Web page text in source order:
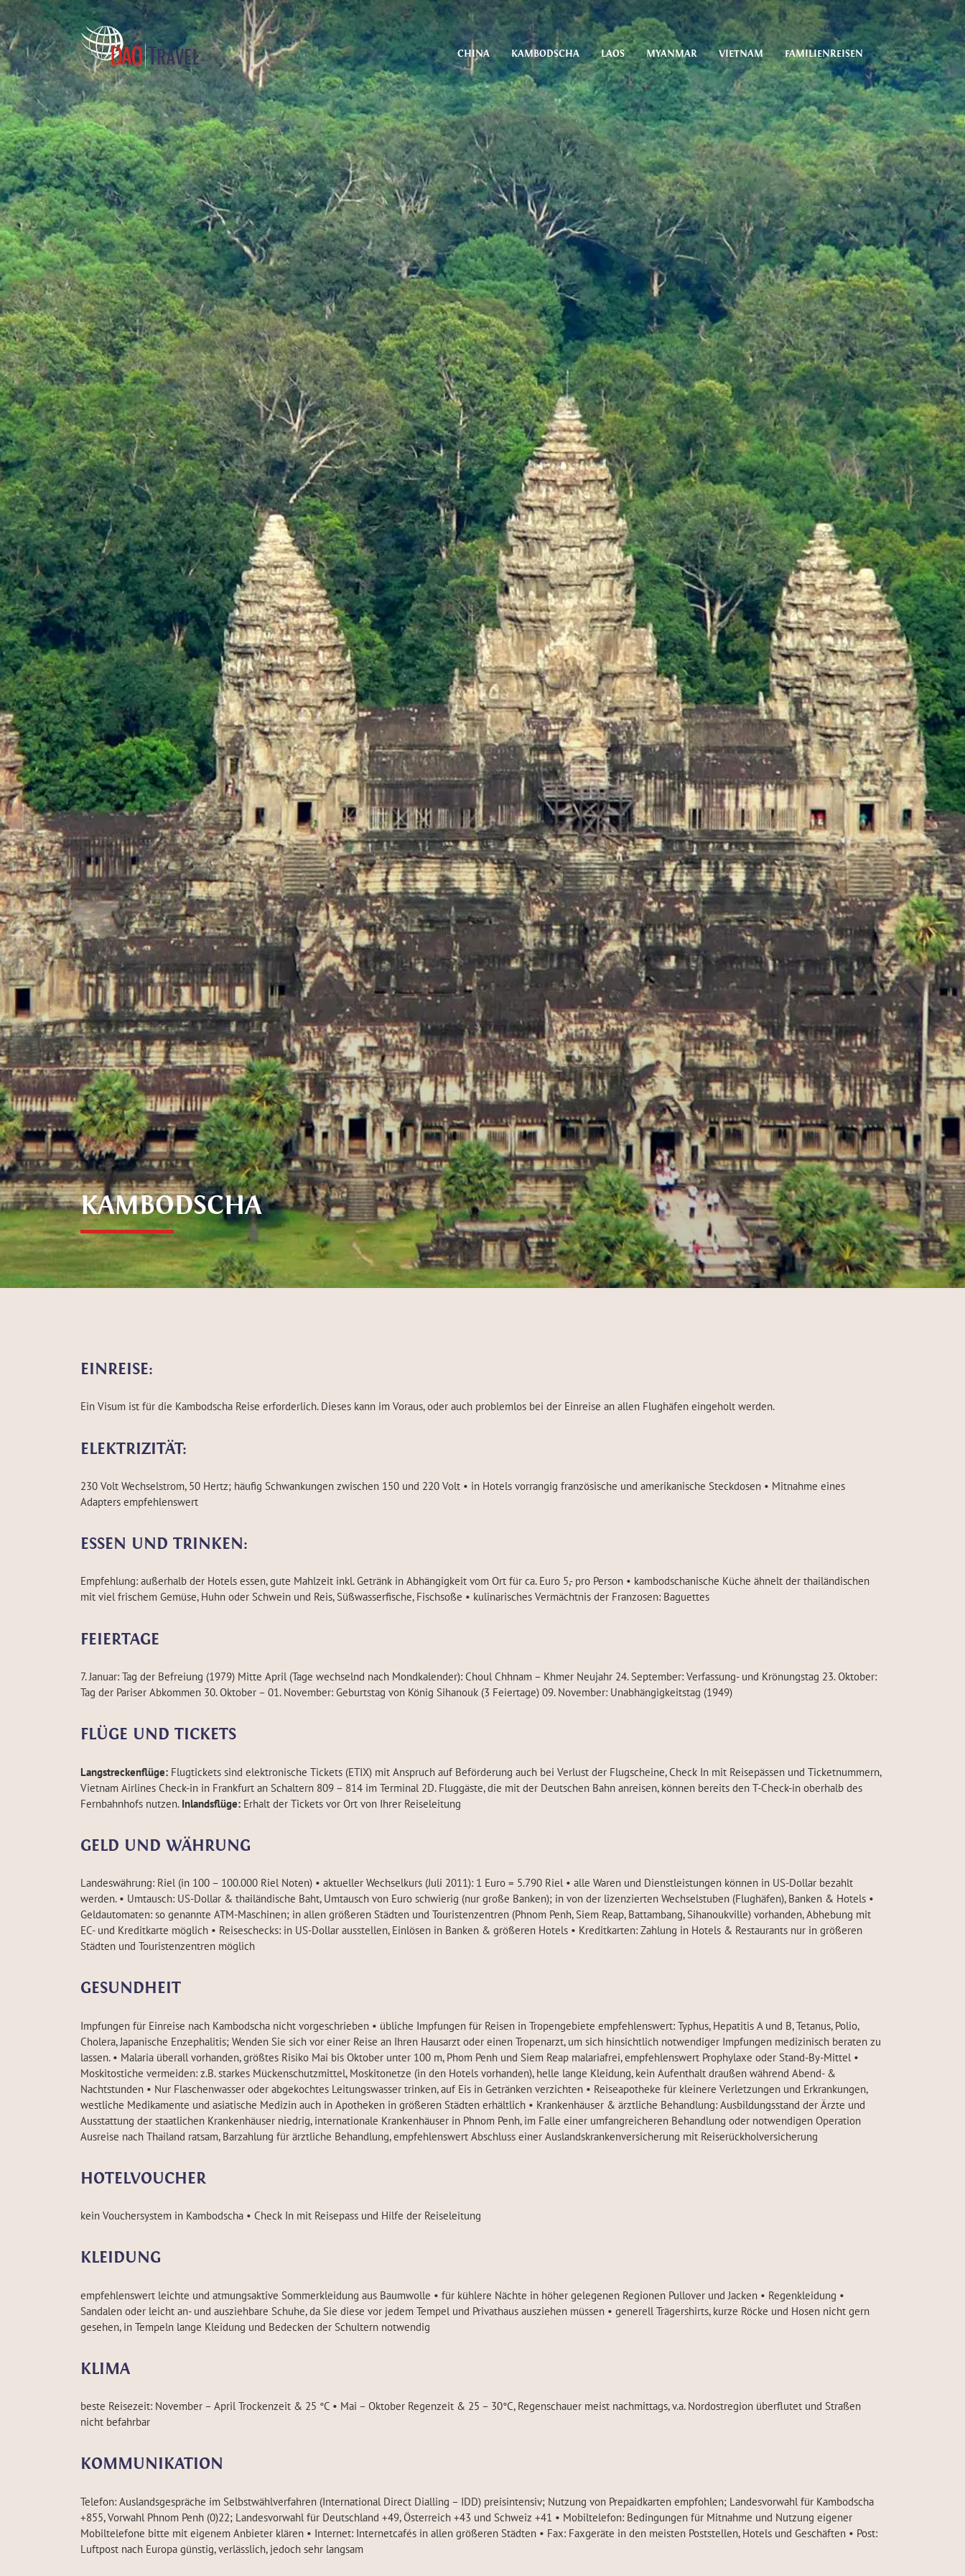
CHINA KAMBODSCHA LAOS MYANMAR VIETNAM FAMILIENREISEN
KAMBODSCHA
EINREISE:
Ein Visum ist für die Kambodscha Reise erforderlich. Dieses kann im Voraus, oder auch problemlos bei der Einreise an allen Flughäfen eingeholt werden.
ELEKTRIZITÄT:
230 Volt Wechselstrom, 50 Hertz; häufig Schwankungen zwischen 150 und 220 Volt • in Hotels vorrangig französische und amerikanische Steckdosen • Mitnahme eines
Adapters empfehlenswert
ESSEN UND TRINKEN:
Empfehlung: außerhalb der Hotels essen, gute Mahlzeit inkl. Getränk in Abhängigkeit vom Ort für ca. Euro 5,- pro Person • kambodschanische Küche ähnelt der thailändischen
mit viel frischem Gemüse, Huhn oder Schwein und Reis, Süßwasserfische, Fischsoße • kulinarisches Vermächtnis der Franzosen: Baguettes
FEIERTAGE
7. Januar: Tag der Befreiung (1979) Mitte April (Tage wechselnd nach Mondkalender): Choul Chhnam – Khmer Neujahr 24. September: Verfassung- und Krönungstag 23. Oktober:
Tag der Pariser Abkommen 30. Oktober – 01. November: Geburtstag von König Sihanouk (3 Feiertage) 09. November: Unabhängigkeitstag (1949)
FLÜGE UND TICKETS
Langstreckenflüge: Flugtickets sind elektronische Tickets (ETIX) mit Anspruch auf Beförderung auch bei Verlust der Flugscheine, Check In mit Reisepässen und Ticketnummern,
Vietnam Airlines Check-in in Frankfurt an Schaltern 809 – 814 im Terminal 2D. Fluggäste, die mit der Deutschen Bahn anreisen, können bereits den T-Check-in oberhalb des
Fernbahnhofs nutzen. Inlandsflüge: Erhalt der Tickets vor Ort von Ihrer Reiseleitung
GELD UND WÄHRUNG
Landeswährung: Riel (in 100 – 100.000 Riel Noten) • aktueller Wechselkurs (Juli 2011): 1 Euro = 5.790 Riel • alle Waren und Dienstleistungen können in US-Dollar bezahlt
werden. • Umtausch: US-Dollar & thailändische Baht, Umtausch von Euro schwierig (nur große Banken); in von der lizenzierten Wechselstuben (Flughäfen), Banken & Hotels •
Geldautomaten: so genannte ATM-Maschinen; in allen größeren Städten und Touristenzentren (Phnom Penh, Siem Reap, Battambang, Sihanoukville) vorhanden, Abhebung mit
EC- und Kreditkarte möglich • Reiseschecks: in US-Dollar ausstellen, Einlösen in Banken & größeren Hotels • Kreditkarten: Zahlung in Hotels & Restaurants nur in größeren
Städten und Touristenzentren möglich
GESUNDHEIT
Impfungen für Einreise nach Kambodscha nicht vorgeschrieben • übliche Impfungen für Reisen in Tropengebiete empfehlenswert: Typhus, Hepatitis A und B, Tetanus, Polio,
Cholera, Japanische Enzephalitis; Wenden Sie sich vor einer Reise an Ihren Hausarzt oder einen Tropenarzt, um sich hinsichtlich notwendiger Impfungen medizinisch beraten zu
lassen. • Malaria überall vorhanden, größtes Risiko Mai bis Oktober unter 100 m, Phom Penh und Siem Reap malariafrei, empfehlenswert Prophylaxe oder Stand-By-Mittel •
Moskitostiche vermeiden: z.B. starkes Mückenschutzmittel, Moskitonetze (in den Hotels vorhanden), helle lange Kleidung, kein Aufenthalt draußen während Abend- &
Nachtstunden • Nur Flaschenwasser oder abgekochtes Leitungswasser trinken, auf Eis in Getränken verzichten • Reiseapotheke für kleinere Verletzungen und Erkrankungen,
westliche Medikamente und asiatische Medizin auch in Apotheken in größeren Städten erhältlich • Krankenhäuser & ärztliche Behandlung: Ausbildungsstand der Ärzte und
Ausstattung der staatlichen Krankenhäuser niedrig, internationale Krankenhäuser in Phnom Penh, im Falle einer umfangreicheren Behandlung oder notwendigen Operation
Ausreise nach Thailand ratsam, Barzahlung für ärztliche Behandlung, empfehlenswert Abschluss einer Auslandskrankenversicherung mit Reiserückholversicherung
HOTELVOUCHER
kein Vouchersystem in Kambodscha • Check In mit Reisepass und Hilfe der Reiseleitung
KLEIDUNG
empfehlenswert leichte und atmungsaktive Sommerkleidung aus Baumwolle • für kühlere Nächte in höher gelegenen Regionen Pullover und Jacken • Regenkleidung •
Sandalen oder leicht an- und ausziehbare Schuhe, da Sie diese vor jedem Tempel und Privathaus ausziehen müssen • generell Trägershirts, kurze Röcke und Hosen nicht gern
gesehen, in Tempeln lange Kleidung und Bedecken der Schultern notwendig
KLIMA
beste Reisezeit: November – April Trockenzeit & 25 °C • Mai – Oktober Regenzeit & 25 – 30°C, Regenschauer meist nachmittags, v.a. Nordostregion überflutet und Straßen
nicht befahrbar
KOMMUNIKATION
Telefon: Auslandsgespräche im Selbstwählverfahren (International Direct Dialling – IDD) preisintensiv; Nutzung von Prepaidkarten empfohlen; Landesvorwahl für Kambodscha
+855, Vorwahl Phnom Penh (0)22; Landesvorwahl für Deutschland +49, Österreich +43 und Schweiz +41 • Mobiltelefon: Bedingungen für Mitnahme und Nutzung eigener
Mobiltelefone bitte mit eigenem Anbieter klären • Internet: Internetcafés in allen größeren Städten • Fax: Faxgeräte in den meisten Poststellen, Hotels und Geschäften • Post:
Luftpost nach Europa günstig, verlässlich, jedoch sehr langsam